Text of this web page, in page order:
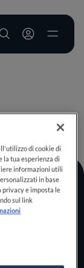
User account
di cookie di
la tua esperienza di
informazioni utili
in base
privacy e imposta le
sul link